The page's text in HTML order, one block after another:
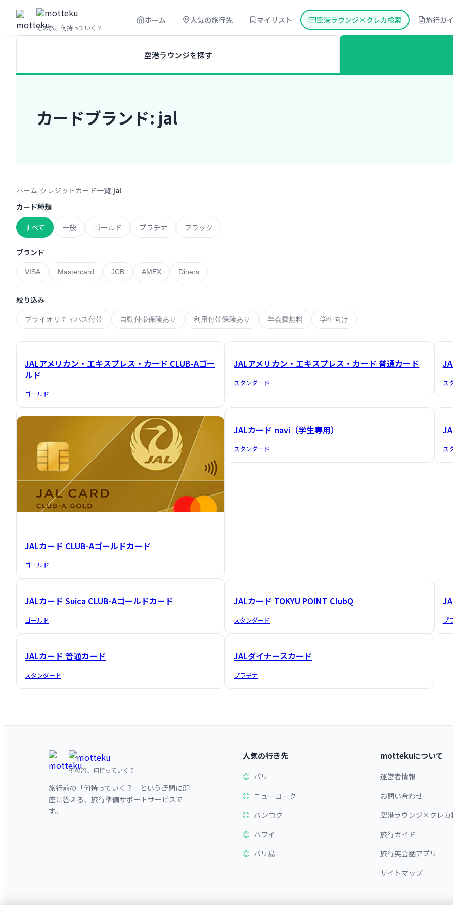
その旅、何持っていく？
ホーム 人気の旅行先 マイリスト 空港ラウンジ×クレカ検索 旅行ガ
空港ラウンジを探す
カードブランド: jal
ホーム クレジットカード一覧 jal
カード種類
すべて 一般 ゴールド プラチナ ブラック
ブランド
VISA Mastercard JCB AMEX Diners
絞り込み
プライオリティパス付帯 自動付帯保険あり 利用付帯保険あり 年会費無料 学生向け
JALアメリカン・エキスプレス・カード CLUB-Aゴー
ルド
ゴールド
JALアメリカン・エキスプレス・カード 普通カード
スタンダード ス
JALカード CLUB-Aゴールドカード
ゴールド
JALカード navi（学生専用）
スタンダード ス
JALカード Suica CLUB-Aゴールドカード
ゴールド
JALカード TOKYU POINT ClubQ
スタンダード プ
JALカード 普通カード
スタンダード
JALダイナースカード
プラチナ
その旅、何持っていく？
旅行前の「何持っていく？」という疑問に即
座に答える、旅行準備サポートサービスで
す。
人気の行き先
パリ
ニューヨーク
バンコク
ハワイ
バリ島
mottekuについて
運営者情報
お問い合わせ
空港ラウンジ×クレカ
旅行ガイド
旅行英会話アプリ
サイトマップ